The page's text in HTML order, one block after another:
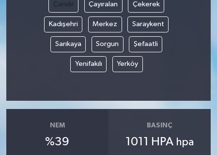
Çandır Çayıralan Çekerek
Kadışehri Merkez Saraykent
Sarıkaya Sorgun Şefaatli
Yenifakılı Yerköy
NEM
%39
BASINÇ
1011 HPA hpa